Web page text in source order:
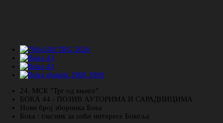
24. МСК "Трг од књиге"
БОКА 44 - ПОЗИВ АУТОРИМА И САРАДНИЦИМА
Нови број зборника Бока
Бока : гласник за опће интересе Бокеља